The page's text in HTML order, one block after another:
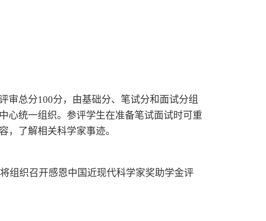
审总分100分，由基础分、笔试分和面试分组
心统一组织。参评学生在准备笔试面试时可重
，了解相关科学家事迹。
组织召开感恩中国近现代科学家奖助学金评